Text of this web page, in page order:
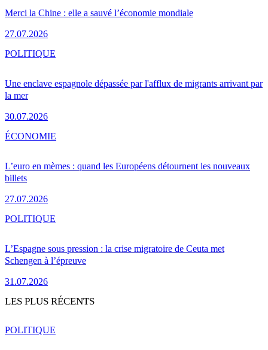
Merci la Chine : elle a sauvé l’économie mondiale
27.07.2026
Une enclave espagnole dépassée par l'afflux de migrants arrivant par
la mer
30.07.2026
POLITIQUE
L’euro en mèmes : quand les Européens détournent les nouveaux
billets
27.07.2026
ÉCONOMIE
L’Espagne sous pression : la crise migratoire de Ceuta met
Schengen à l’épreuve
31.07.2026
POLITIQUE
LES PLUS RÉCENTS
POLITIQUE